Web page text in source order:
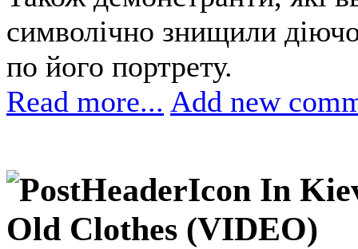
символічно знищили
по його портрету.
Read more... Add new
In
Old Clothes (VIDEO)